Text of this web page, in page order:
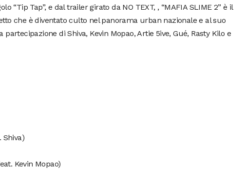
“Tip Tap”, e dal trailer girato da NO TEXT, , “MAFIA SLIME 2” è il
che è diventato culto nel panorama urban nazionale e al suo
di Shiva, Kevin Mopao, Artie 5ive, Gué, Rasty Kilo e
Shiva)
Kevin Mopao)